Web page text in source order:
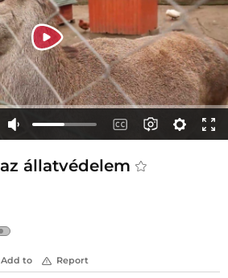
állatvédelem
Add to Report